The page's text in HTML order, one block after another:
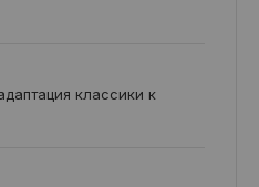
классики к